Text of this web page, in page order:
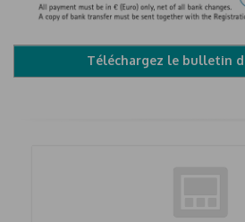
Téléchargez le bulletin